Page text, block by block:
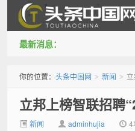
最新消息：
你的位置： 头条中国网 > 新闻 >
立邦上榜智联招聘
新闻 adminhujia 4